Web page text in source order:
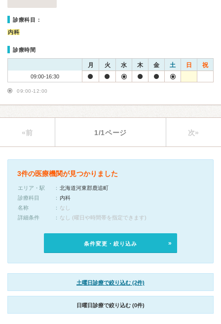
診療科目：
内科
診療時間
月 火 水 木 金 土 日 祝
09:00-16:30
09:00-12:00
«前 1/1ページ 次»
3件の医療機関が見つかりました
エリア・駅
北海道河東郡鹿追町
診療科目
内科
名称
なし
詳細条件
なし (曜日や時間帯を指定できます)
条件変更・絞り込み
土曜日診療で絞り込む (2件)
日曜日診療で絞り込む (0件)